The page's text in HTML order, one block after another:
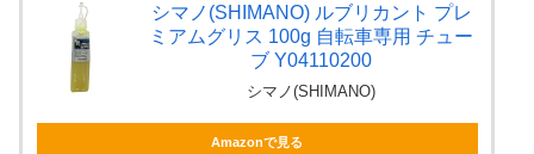
シマノ(SHIMANO) ルブリカント プレ
ミアムグリス 100g 自転車専用 チュー
ブ Y04110200
シマノ(SHIMANO)
Amazonで見る